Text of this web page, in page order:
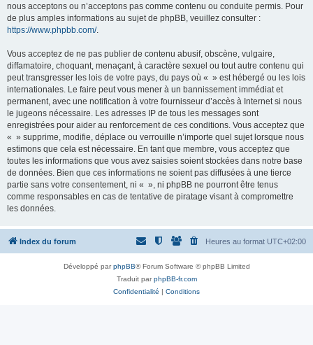
nous acceptons ou n’acceptons pas comme contenu ou conduite permis. Pour
de plus amples informations au sujet de phpBB, veuillez consulter :
https://www.phpbb.com/.
Vous acceptez de ne pas publier de contenu abusif, obscène, vulgaire,
diffamatoire, choquant, menaçant, à caractère sexuel ou tout autre contenu qui
peut transgresser les lois de votre pays, du pays où « » est hébergé ou les lois
internationales. Le faire peut vous mener à un bannissement immédiat et
permanent, avec une notification à votre fournisseur d’accès à Internet si nous
le jugeons nécessaire. Les adresses IP de tous les messages sont
enregistrées pour aider au renforcement de ces conditions. Vous acceptez que
« » supprime, modifie, déplace ou verrouille n’importe quel sujet lorsque nous
estimons que cela est nécessaire. En tant que membre, vous acceptez que
toutes les informations que vous avez saisies soient stockées dans notre base
de données. Bien que ces informations ne soient pas diffusées à une tierce
partie sans votre consentement, ni « », ni phpBB ne pourront être tenus
comme responsables en cas de tentative de piratage visant à compromettre
les données.
Index du forum Heures au format UTC+02:00
Développé parphpBB® Forum Software © phpBB Limited
Traduit parphpBB-fr.com
Confidentialité | Conditions